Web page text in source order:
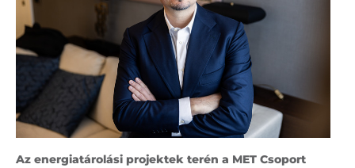
Az energiatárolási projektek terén a MET Csoport